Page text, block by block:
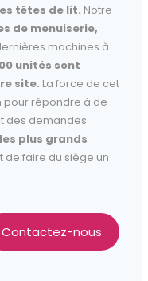
têtes de lit. Notre
de menuiserie,
machines à
unités sont
site. La force de cet
pour répondre à de
des demandes
plus grands
de faire du siège un
Contactez-nous